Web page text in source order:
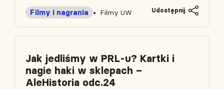
Filmy UW
Filmy i nagrania Udostępnij
Jak jedliśmy w PRL-u? Kartki i
nagie haki w sklepach –
AleHistoria odc.24